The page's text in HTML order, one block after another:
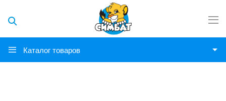
Каталог товаров